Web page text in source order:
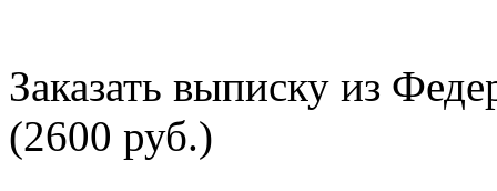
Заказать выписку из
(2600 руб.)